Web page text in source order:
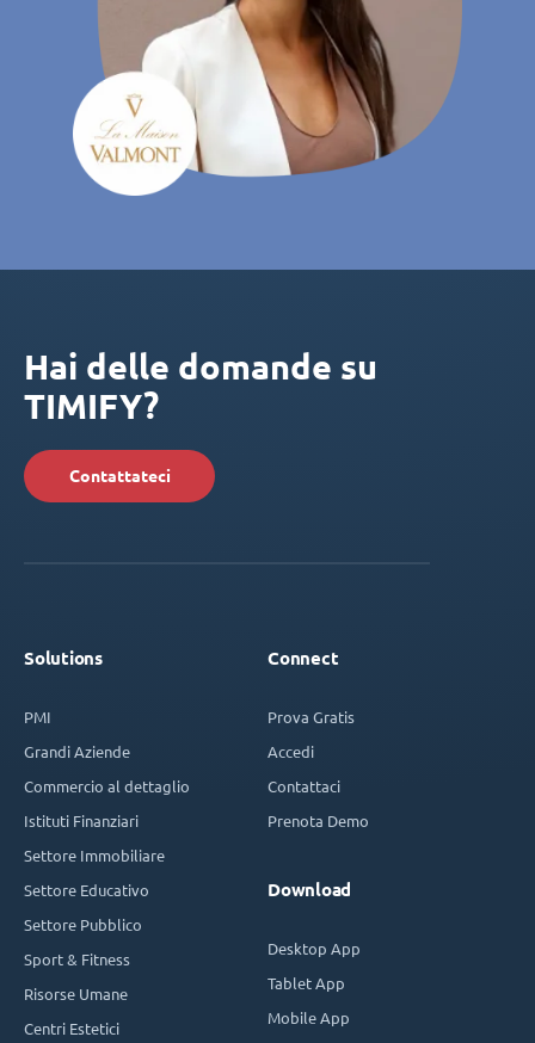
Hai delle domande su
TIMIFY?
Contattateci
Solutions
PMI
Grandi Aziende
Commercio al dettaglio
Istituti Finanziari
Settore Immobiliare
Settore Educativo
Settore Pubblico
Sport & Fitness
Risorse Umane
Centri Estetici
Connect
Prova Gratis
Accedi
Contattaci
Prenota Demo
Download
Desktop App
Tablet App
Mobile App